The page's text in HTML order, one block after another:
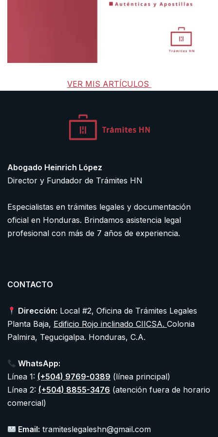
VER MIS ARTÍCULOS
Abogado Heinrich López
Director y Fundador de Trámites HN
Especialistas en trámites legales y documentación
oficial en Honduras. Brindamos asistencia legal
profesional con más de 7 años de experiencia.
CONTACTO
Dirección: Local #2, Oficina de Trámites Legales
Planta Baja, Edificio Rojo inclinado CIICSA. Colonia
Palmira, Tegucigalpa. Honduras, C.A.
WhatsApp:
Línea 1: (+504) 9769-0389 (línea principal)
Línea 2: (+504) 8855-3476 (atención fuera de horario
comercial)
Email: tramiteslegaleshn@gmail.com